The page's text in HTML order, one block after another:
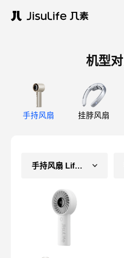
机型
手持风扇 挂脖风扇
手持风扇 Life4（长续航款）